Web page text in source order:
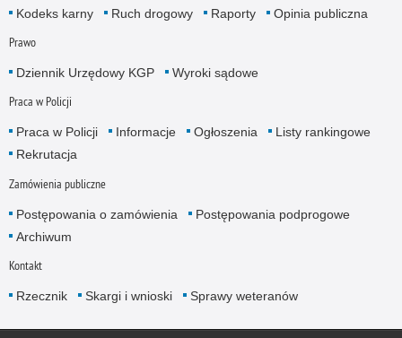
Kodeks karny
Ruch drogowy Raporty Opinia publiczna
Prawo
Dziennik Urzędowy KGP Wyroki sądowe
Praca w Policji
Praca w Policji Informacje Ogłoszenia
Listy rankingowe
Rekrutacja
Zamówienia publiczne
Postępowania o zamówienia
Postępowania podprogowe
Archiwum
Kontakt
Rzecznik Skargi i wnioski Sprawy weteranów